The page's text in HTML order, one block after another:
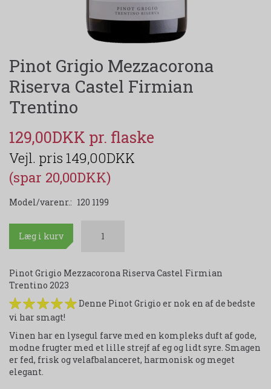
Pinot Grigio Mezzacorona
Riserva Castel Firmian
Trentino
129,00DKK
149,00DKK
(spar 20,00DKK)
Model/varenr.: 120 1199
Læg i kurv
Pinot Grigio Mezzacorona Riserva Castel Firmian
Trentino 2023
Denne Pinot Grigio er nok en af de bedste
vi har smagt!
Vinen har en lysegul farve med en kompleks duft af gode,
modne frugter med et lille strejf af eg og lidt syre. Smagen
er fed, frisk og velafbalanceret, harmonisk og meget
elegant.